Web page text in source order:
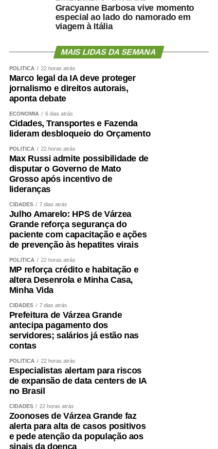
atender pacientes de média e alta complexidade.
“O HMC foi concebido para ser um hospital de alta
resolutividade. Nossa capacidade de receber pacientes
regulados das UPAs permite que essas unidades
continuem atendendo novos casos de urgência e
emergência. Contamos com equipes preparadas,
protocolos bem estabelecidos e uma estrutura capaz de
atender desde casos clínicos até situações de alta
complexidade, como politrauma, queimados e cirurgias
especializadas. Os resultados de maio e junho
demonstram que estamos cumprindo essa missão com
eficiência”, concluiu.
COMENTE ABAIXO:
WhatsApp
Facebook
Gracyanne Barbosa vive momento
especial ao lado do namorado em
viagem à Itália
MAIS LIDAS DA SEMANA
POLÍTICA 22 horas atrás
Marco legal da IA deve proteger
jornalismo e direitos autorais,
aponta debate
ECONOMIA 6 dias atrás
Cidades, Transportes e Fazenda
lideram desbloqueio do Orçamento
POLÍTICA 22 horas atrás
Max Russi admite possibilidade de
disputar o Governo de Mato
Grosso após incentivo de
lideranças
CIDADES 7 dias atrás
Julho Amarelo: HPS de Várzea
Grande reforça segurança do
paciente com capacitação e ações
de prevenção às hepatites virais
POLÍTICA 22 horas atrás
MP reforça crédito e habitação e
altera Desenrola e Minha Casa,
Minha Vida
CIDADES 7 dias atrás
Prefeitura de Várzea Grande
antecipa pagamento dos
servidores; salários já estão nas
contas
POLÍTICA 22 horas atrás
Especialistas alertam para riscos
de expansão de data centers de IA
no Brasil
CIDADES 22 horas atrás
Zoonoses de Várzea Grande faz
alerta para alta de casos positivos
e pede atenção da população aos
sinais da doença